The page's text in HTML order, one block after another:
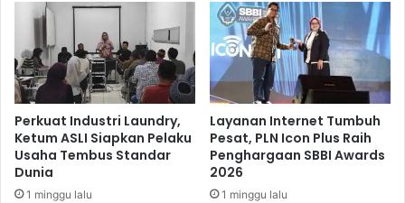
D
i
u
l
a
n
g
Perkuat Industri Laundry,
Ketum ASLI Siapkan Pelaku
Usaha Tembus Standar
Dunia
1 minggu lalu
Layanan Internet Tumbuh
Pesat, PLN Icon Plus Raih
Penghargaan SBBI Awards
2026
1 minggu lalu